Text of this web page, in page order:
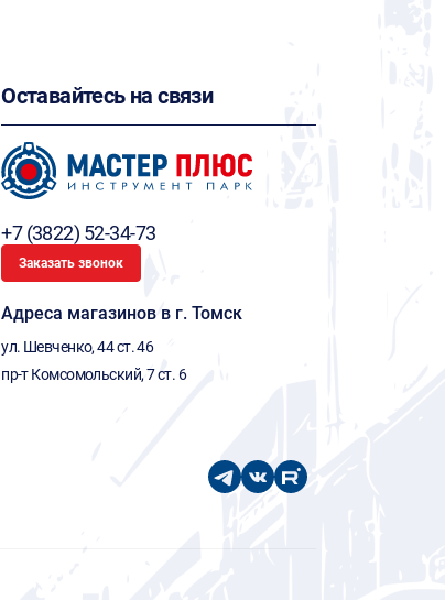
Оставайтесь на связи
+7 (3822) 52-34-73
Заказать звонок
Адреса магазинов в г. Томск
ул. Шевченко, 44 ст. 46
пр-т Комсомольский, 7 ст. 6